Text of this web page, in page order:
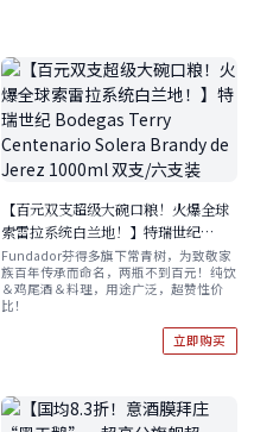
【百元双支超级大碗口粮！火爆全球
索雷拉系统白兰地！】特瑞世纪
Bodegas Terry Centenario
Solera Brandy de Jerez 1000ml
双支/六支装
Fundador芬得多旗下常青树，为致敬家
族百年传承而命名，两瓶不到百元！纯饮
＆鸡尾酒＆料理，用途广泛，超赞性价
比！
立即购买